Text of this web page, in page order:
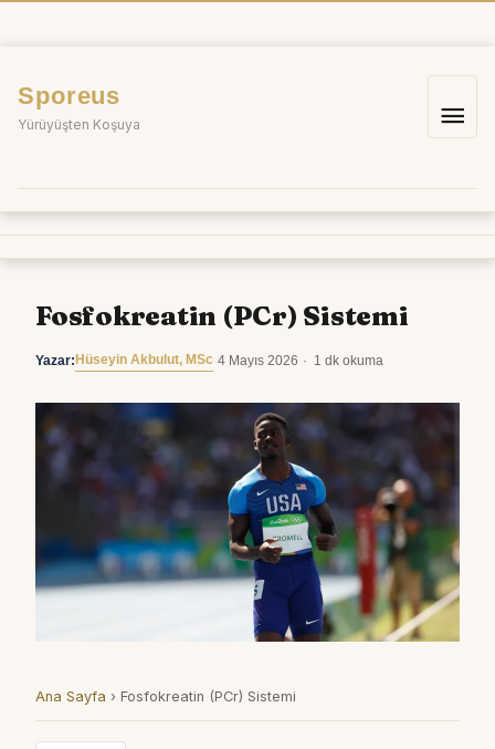
Sporeus
Yürüyüşten Koşuya
Ana
Fosfokreatin (PCr) Sistemi
Yazar: Hüseyin Akbulut, MSc 4 Mayıs 2026 1 dk okuma
Ana Sayfa › Fosfokreatin (PCr) Sistemi